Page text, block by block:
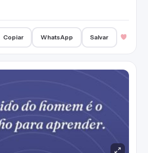
Copiar WhatsApp Salvar